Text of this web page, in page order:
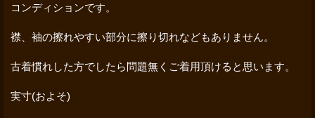
コンディションです。
襟、袖の擦れやすい部分に擦り切れなどもありません。
古着慣れした方でしたら問題無くご着用頂けると思います。
実寸(およそ)